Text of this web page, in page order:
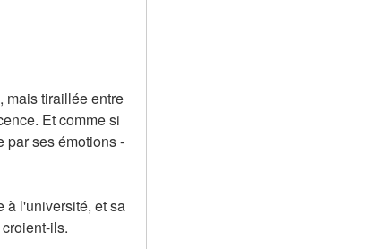
mais tiraillée entre
Et comme si
par ses émotions -
à l'université, et sa
ils.